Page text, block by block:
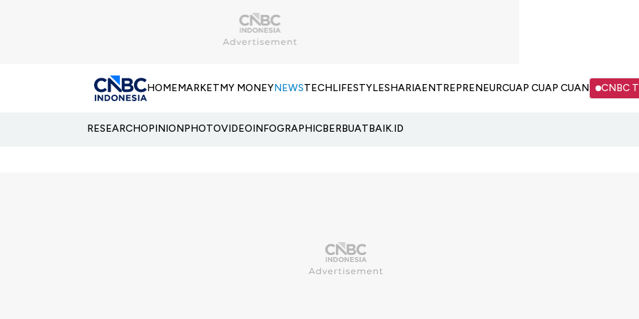
HOMEMARKETMY MONEYNEWSTECHLIFESTYLESHARIAENTREPRENEURCUAP CUAP CUAN CNBC
RESEARCHOPINIONPHOTOVIDEOINFOGRAPHICBERBUATBAIK.ID